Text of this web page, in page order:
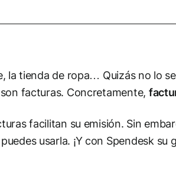
la tienda de ropa… Quizás no lo
facturas. Concretamente,
facilitan su emisión. Sin
usarla. ¡Y con Spendesk su